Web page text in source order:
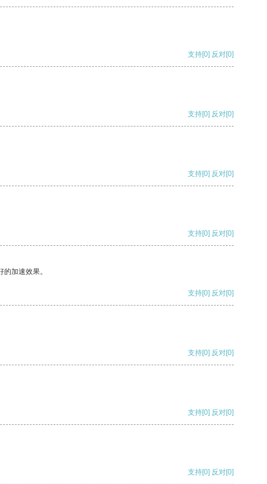
支持[0] 反对[0]
支持[0] 反对[0]
支持[0] 反对[0]
支持[0] 反对[0]
加速效果。
支持[0] 反对[0]
支持[0] 反对[0]
支持[0] 反对[0]
支持[0] 反对[0]